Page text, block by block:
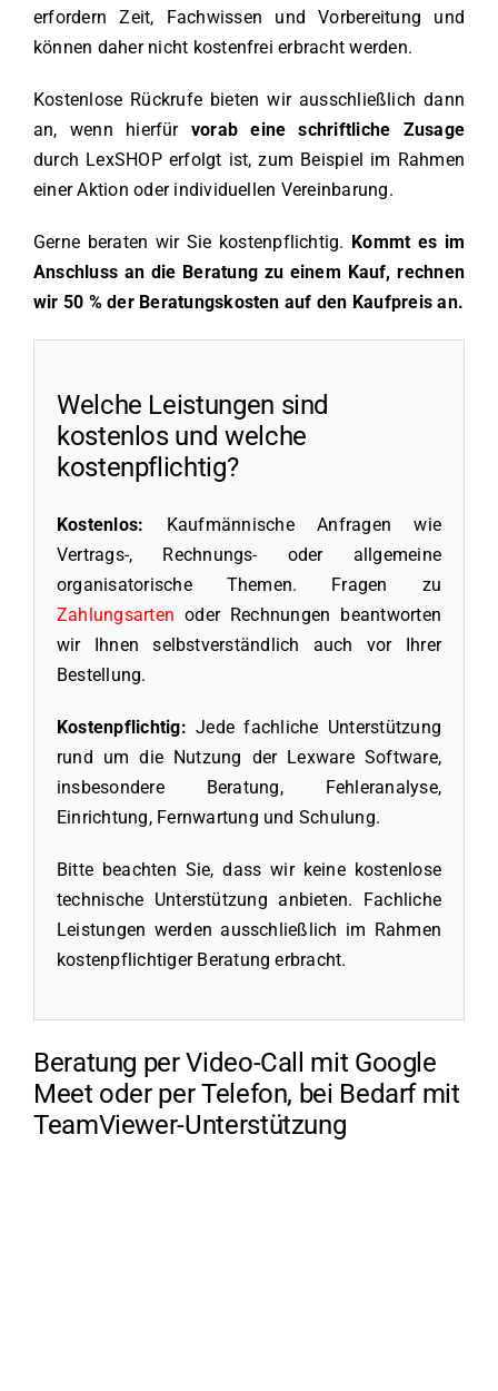
erfordern Zeit, Fachwissen und Vorbereitung und
können daher nicht kostenfrei erbracht werden.
Kostenlose Rückrufe bieten wir ausschließlich dann
an, wenn hierfür vorab eine schriftliche Zusage
durch LexSHOP erfolgt ist, zum Beispiel im Rahmen
einer Aktion oder individuellen Vereinbarung.
Gerne beraten wir Sie kostenpflichtig. Kommt es im
Anschluss an die Beratung zu einem Kauf, rechnen
wir 50 % der Beratungskosten auf den Kaufpreis an.
Welche Leistungen sind
kostenlos und welche
kostenpflichtig?
Kostenlos: Kaufmännische Anfragen wie
Vertrags-, Rechnungs- oder allgemeine
organisatorische Themen. Fragen zu
Zahlungsarten oder Rechnungen beantworten
wir Ihnen selbstverständlich auch vor Ihrer
Bestellung.
Kostenpflichtig: Jede fachliche Unterstützung
rund um die Nutzung der Lexware Software,
insbesondere Beratung, Fehleranalyse,
Einrichtung, Fernwartung und Schulung.
Bitte beachten Sie, dass wir keine kostenlose
technische Unterstützung anbieten. Fachliche
Leistungen werden ausschließlich im Rahmen
kostenpflichtiger Beratung erbracht.
Beratung per Video-Call mit Google
Meet oder per Telefon, bei Bedarf mit
TeamViewer-Unterstützung